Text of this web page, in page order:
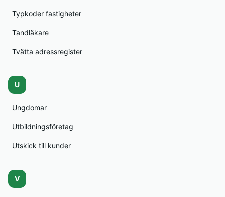
Typkoder fastigheter
Tandläkare
Tvätta adressregister
U
Ungdomar
Utbildningsföretag
Utskick till kunder
V